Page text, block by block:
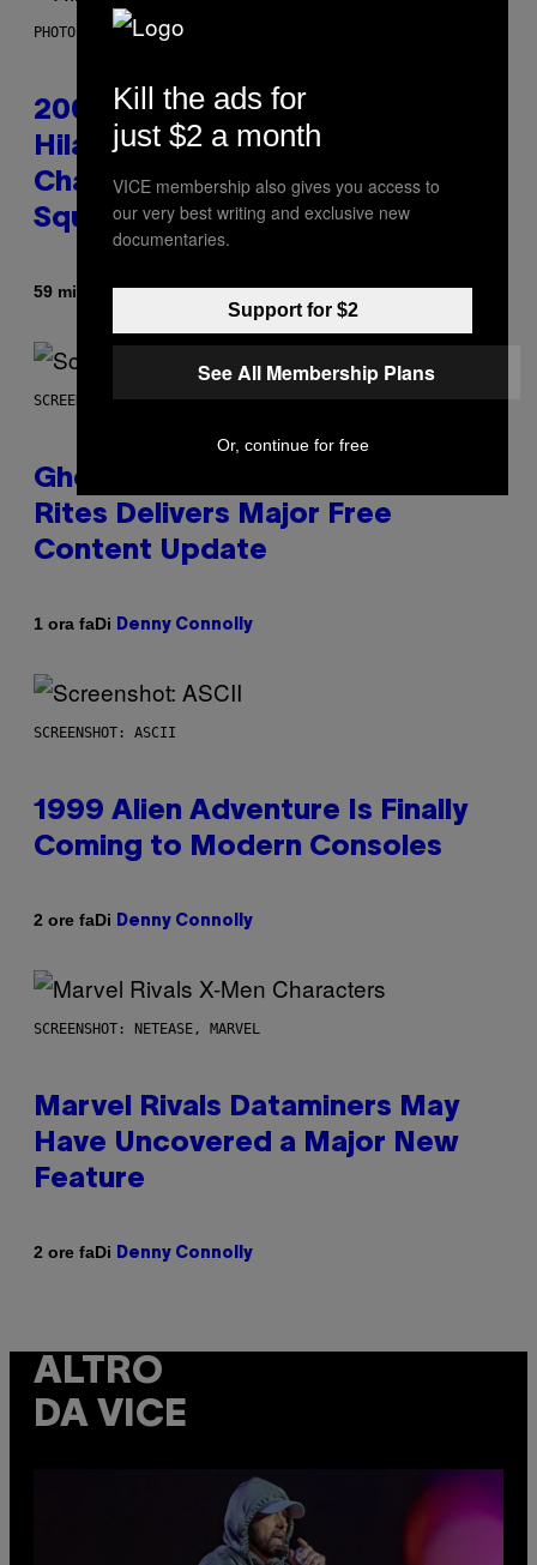
PHOTO BY EMMA MCINTYRE/GETTY IMAGES FOR SIRIUSXM
2000s Nostalgia Overload:
Hilary Duff Brings Good
Charlotte on Stage at Madison
Square Garden
59 minuti faDiDan Milam
SCREENSHOT: UBISOFT
Ghost Recon Wildlands: Last
Rites Delivers Major Free
Content Update
1 ora faDi Denny Connolly
SCREENSHOT: ASCII
1999 Alien Adventure Is Finally
Coming to Modern Consoles
2 ore faDi Denny Connolly
SCREENSHOT: NETEASE, MARVEL
Marvel Rivals Dataminers May
Have Uncovered a Major New
Feature
2 ore faDi Denny Connolly
ALTRO
DA VICE
Kill the ads for
just $2 a month
VICE membership also gives you access to
our very best writing and exclusive new
documentaries.
Support for $2
See All Membership Plans
Or, continue for free